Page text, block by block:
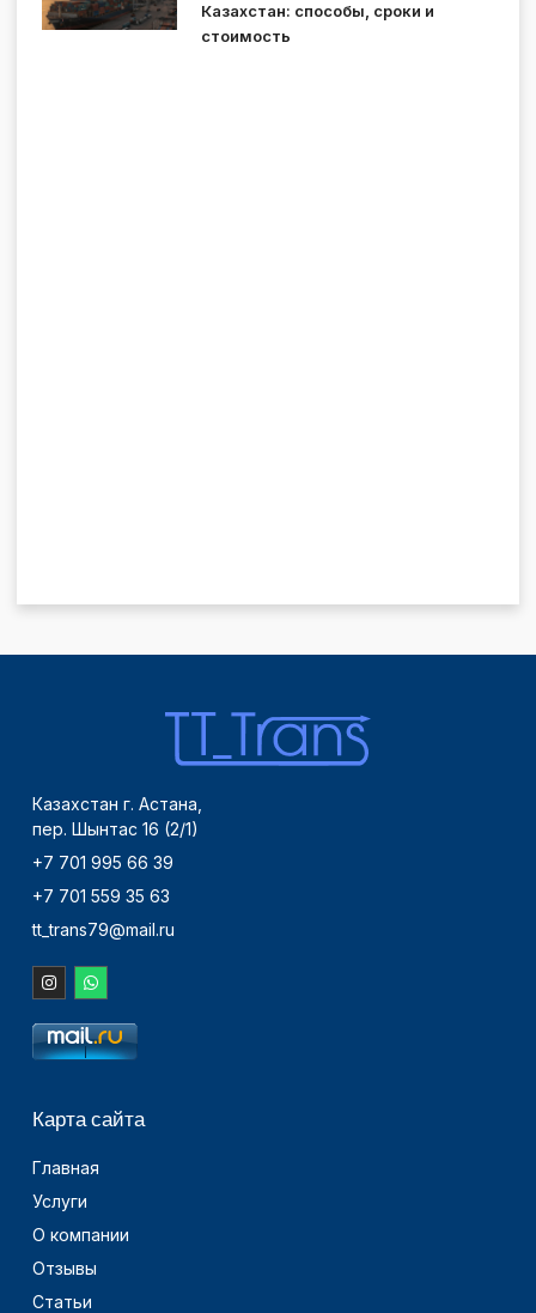
Казахстан: способы, сроки и
стоимость
Казахстан г. Астана,
пер. Шынтас 16 (2/1)
+7 701 995 66 39
+7 701 559 35 63
tt_trans79@mail.ru
Карта сайта
Главная
Услуги
О компании
Отзывы
Статьи